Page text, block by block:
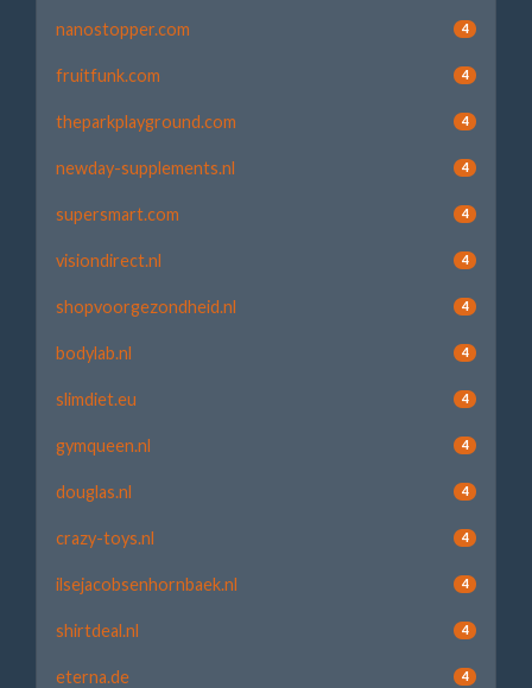
nanostopper.com 4
fruitfunk.com 4
theparkplayground.com 4
newday-supplements.nl 4
supersmart.com 4
visiondirect.nl 4
shopvoorgezondheid.nl 4
bodylab.nl 4
slimdiet.eu 4
gymqueen.nl 4
douglas.nl 4
crazy-toys.nl 4
ilsejacobsenhornbaek.nl 4
shirtdeal.nl 4
eterna.de 4